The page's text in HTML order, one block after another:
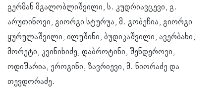
გერმან მგალობლიშვილი, ს. კუდრიავცევი, გ.
არუთინოვი, გიორგი სტურუა, მ. გობეჩია, გიორგი
ყურულაშვილი, ილუშინი, ბუდიკაშვილი, ავერბახი,
მორეტი, კვინიხიძე, დაბროტინი, შენდეროვი,
ოდიშარია, ეროგინი, ზავრიევი, მ. ნიორაძე და
თევდორაძე.